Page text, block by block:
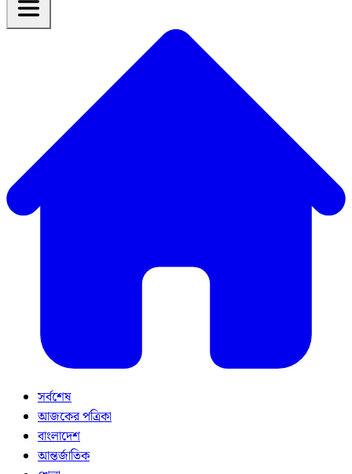
সর্বশেষ
আজকের পত্রিকা
বাংলাদেশ
আন্তর্জাতিক